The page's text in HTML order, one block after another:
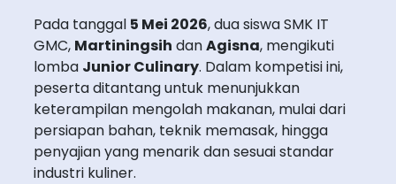
Pada tanggal 5 Mei 2026, dua siswa SMK IT
GMC, Martiningsih danAgisna, mengikuti
lomba Junior Culinary. Dalam kompetisi ini,
peserta ditantang untuk menunjukkan
keterampilan mengolah makanan, mulai dari
persiapan bahan, teknik memasak, hingga
penyajian yang menarik dan sesuai standar
industri kuliner.